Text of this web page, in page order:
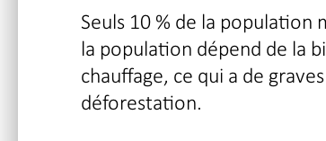
Seuls 10 % de la population
la population dépend de la
chauffage, ce qui a de
déforestation.